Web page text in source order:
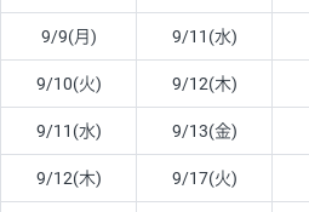
9/9(月) 9/11(水)
9/10(火) 9/12(木)
9/11(水) 9/13(金)
9/12(木) 9/17(火)